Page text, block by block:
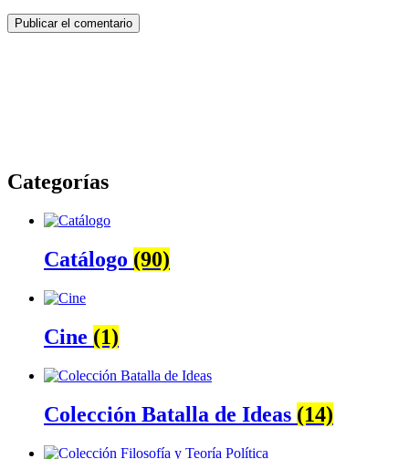
Categorías
Catálogo (90)
Cine (1)
Colección Batalla de Ideas (14)